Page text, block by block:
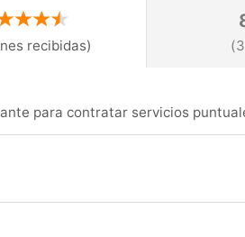
recibidas)
para contratar servicios